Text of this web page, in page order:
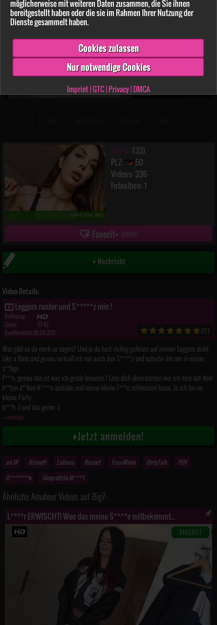
möglicherweise mit weiteren Daten zusammen, die Sie ihnen
bereitgestellt haben oder die sie im Rahmen Ihrer Nutzung der
Dienste gesammelt haben.
Cookies zulassen
Nur notwendige Cookies
Imprint|GTC|Privacy|DMCA
08.04.2021
CHAT ONLINE!
lilly-lil (33)
PLZ:
50
Videos: 336
Fotoalben: 1
Favorit (19889)
Nachricht
Video-Details:
Leggins runter und S*****z rein !
Auflösung:
Dauer:
07:42
Veröffentlicht 08.04.2021
(17)
Was gibt es da merh zu sagen? Und ja du hast richtig gelesen auf meiner Leggins steht
Like a Boss und genau so krall ich mir auch den S*****z und schiebe ihn mir in meine
s**tige
F***e, genau das ist was ich grade brauche ! Lass dich überraschen wie ich mch auf dem
h**ten d**ken K****n austobe und miene kleine F***e schmatzen lasse. Ja ich bin ne
kleine Party
b***h ;) und das gerne :)
weniger
Jetzt anmelden!
ab 18 Brünett Latinas Rasiert Frau-Mann DirtyTalk
POV
D********e
Gespreitzte M****i
Ähnliche Amateur Videos auf Big7:
L****r ERWISCHT! Wen das meine S****e mitbekommt...
ANGEBOT